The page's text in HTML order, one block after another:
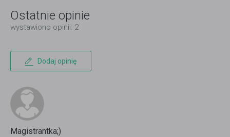
Ostatnie opinie
wystawiono opinii: 2
Dodaj opinię
Magistrantka;)